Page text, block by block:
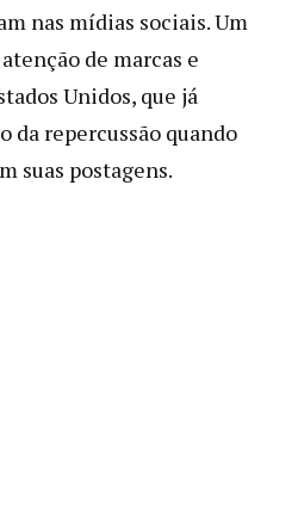
nas mídias sociais. Um
de marcas e
Unidos, que já
da repercussão quando
suas postagens.